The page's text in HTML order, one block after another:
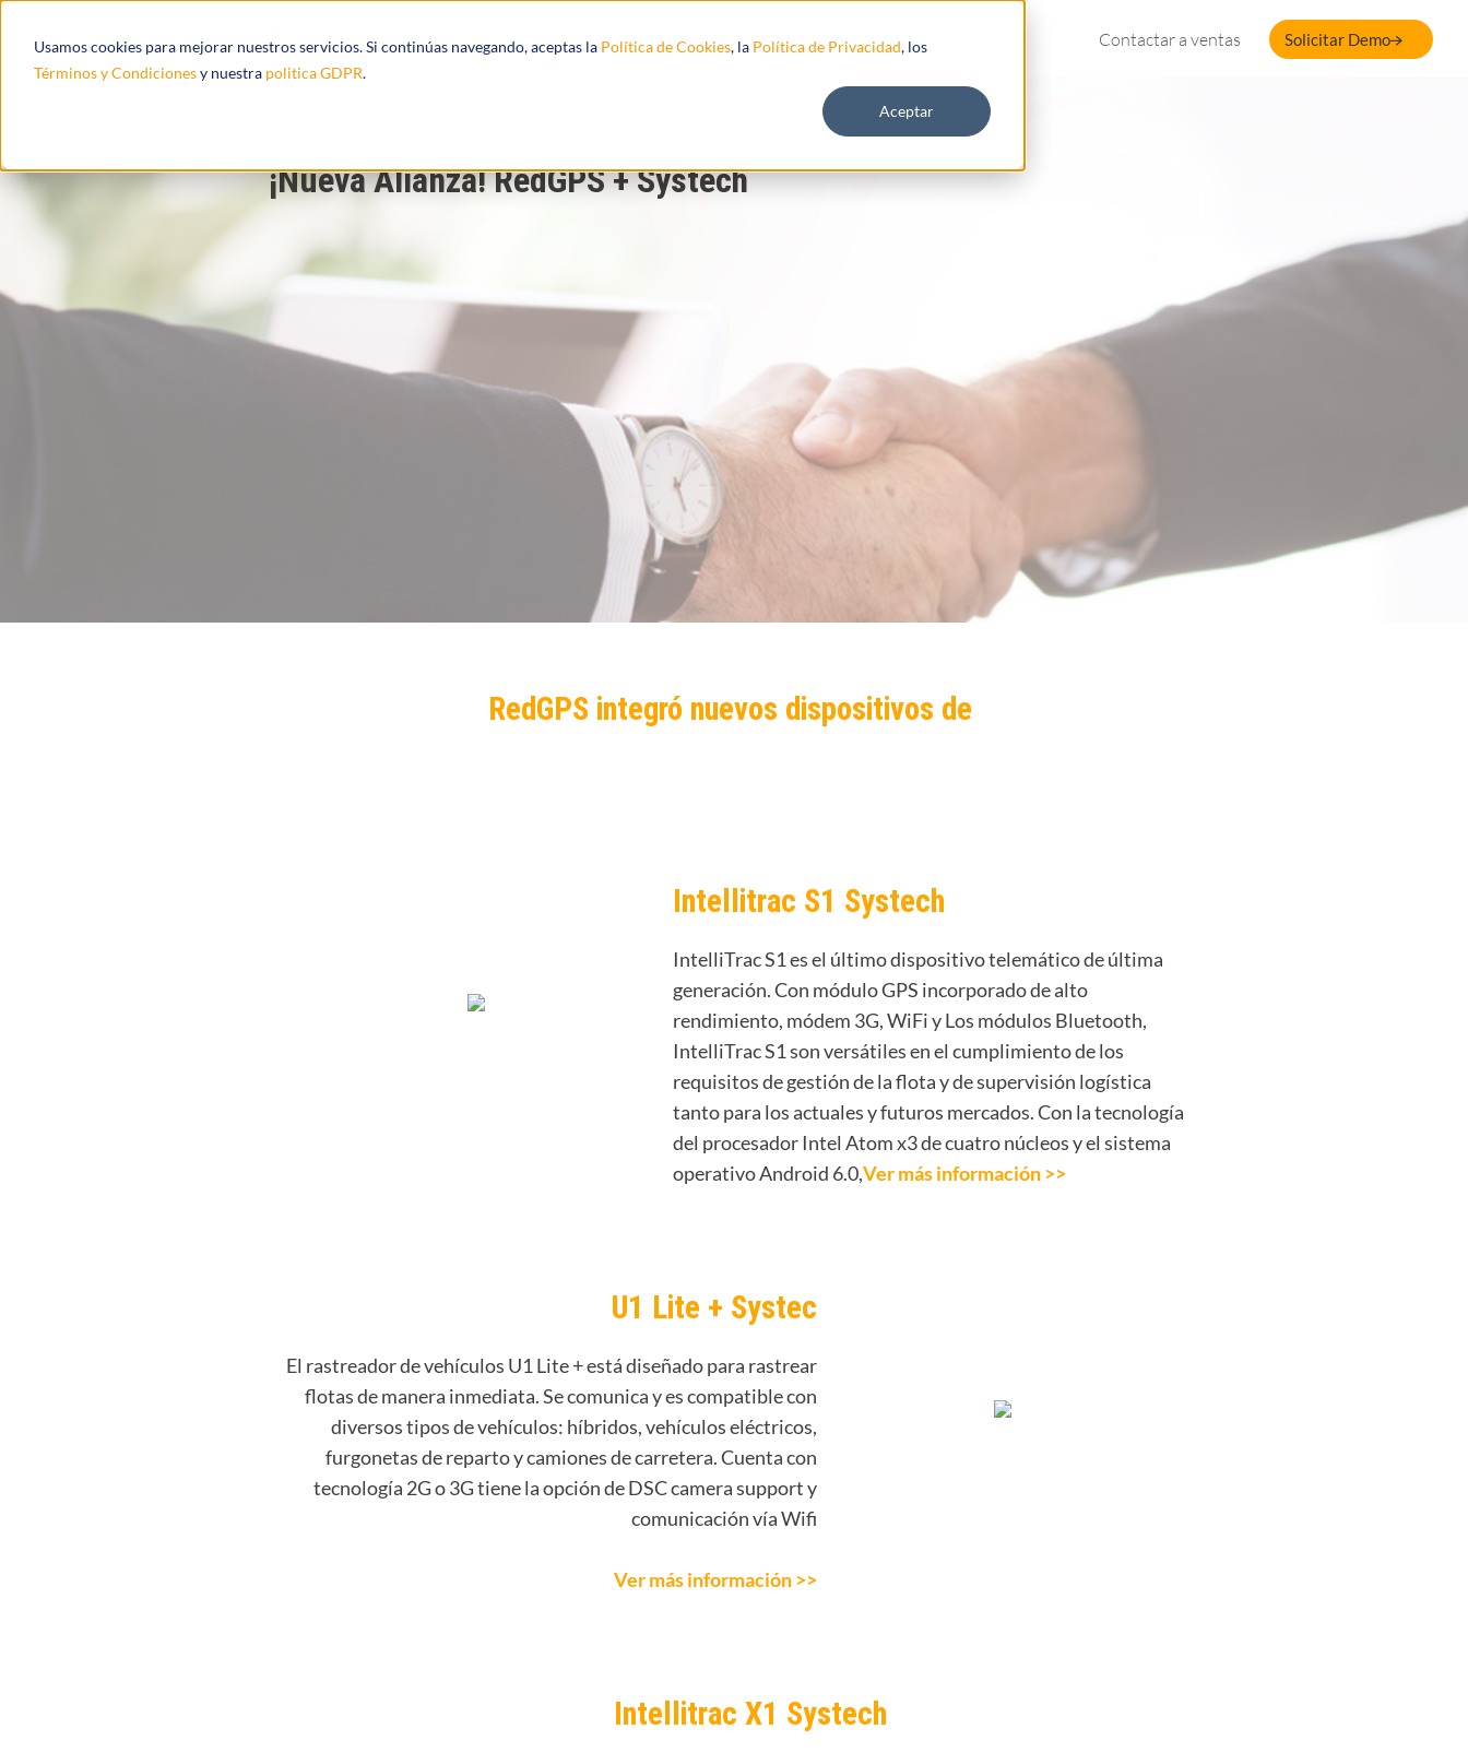
Usamos cookies para mejorar nuestros servicios. Si continúas navegando, aceptas la Política de Cookies, la Política de Privacidad, los
Términos y Condicionesy nuestra politica GDPR.
Aceptar
Productos Ecosistema Integraciones Recursos Contactar a ventas Solicitar Demo
¡Nueva Alianza! RedGPS + Systech
RedGPS integró nuevos dispositivos de
Intellitrac S1 Systech
IntelliTrac S1 es el último dispositivo telemático de última
generación. Con módulo GPS incorporado de alto
rendimiento, módem 3G, WiFi y Los módulos Bluetooth,
IntelliTrac S1 son versátiles en el cumplimiento de los
requisitos de gestión de la flota y de supervisión logística
tanto para los actuales y futuros mercados. Con la tecnología
del procesador Intel Atom x3 de cuatro núcleos y el sistema
operativo Android 6.0,Ver más información >>
U1 Lite + Systec
El rastreador de vehículos U1 Lite + está diseñado para rastrear
flotas de manera inmediata. Se comunica y es compatible con
diversos tipos de vehículos: híbridos, vehículos eléctricos,
furgonetas de reparto y camiones de carretera. Cuenta con
tecnología 2G o 3G tiene la opción de DSC camera support y
comunicación vía Wifi
Ver más información >>
Intellitrac X1 Systech